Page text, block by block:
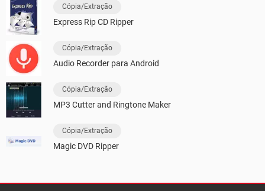
Cópia/Extração
Express Rip CD Ripper
Cópia/Extração
Audio Recorder para Android
Cópia/Extração
MP3 Cutter and Ringtone Maker
Cópia/Extração
Magic DVD Ripper